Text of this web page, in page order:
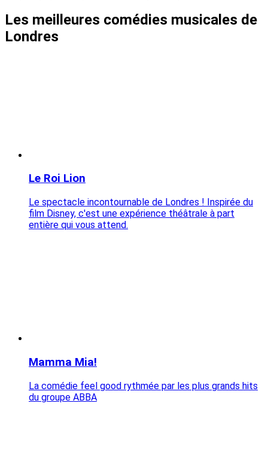
Les meilleures comédies musicales de
Londres
Le Roi Lion
Le spectacle incontournable de Londres ! Inspirée du
film Disney, c'est une expérience théâtrale à part
entière qui vous attend.
Mamma Mia!
La comédie feel good rythmée par les plus grands hits
du groupe ABBA